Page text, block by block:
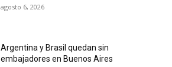
agosto 6, 2026
Argentina y Brasil quedan sin
embajadores en Buenos Aires